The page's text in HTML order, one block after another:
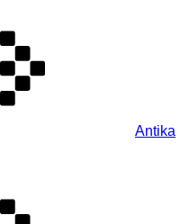
Antika